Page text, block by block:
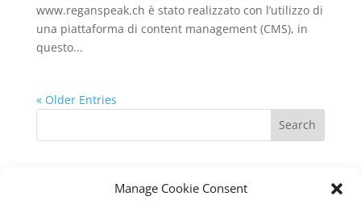
Manage Cookie Consent
www.reganspeak.ch è stato realizzato con l’utilizzo di
una piattaforma di content management (CMS), in
questo...
« Older Entries
Search